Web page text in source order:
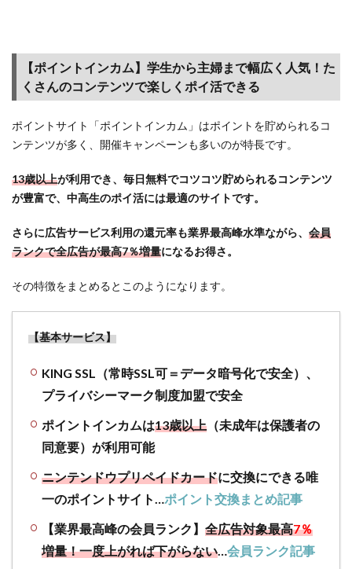
4
ポイ
サイ
ト経
（ポ
イ
活）
得な
キャ
ーン
4.1
ント
トの
ラン
キン
グ
新）
様々
素か
ら検
【ポイントインカム】学生から主婦まで幅広く人気！た
くさんのコンテンツで楽しくポイ活できる
ポイントサイト「ポイントインカム」はポイントを貯められるコ
ンテンツが多く、開催キャンペーンも多いのが特長です。
13歳以上が利用でき、毎日無料でコツコツ貯められるコンテンツ
が豊富で、中高生のポイ活には最適のサイトです。
さらに広告サービス利用の還元率も業界最高峰水準ながら、 会員
ランクで全広告が最高7％増量になるお得さ。
その特徴をまとめるとこのようになります。
【基本サービス】
KING SSL（常時SSL可＝データ暗号化で安全）、
プライバシーマーク制度加盟で安全
ポイントインカムは13歳以上 （未成年は保護者の
同意要）が利用可能
ニンテンドウプリペイドカードに交換にできる唯
一のポイントサイト…ポイント交換まとめ記事
【業界最高峰の会員ランク】 全広告対象最高7％
増量！一度上がれば下がらない…会員ランク記事